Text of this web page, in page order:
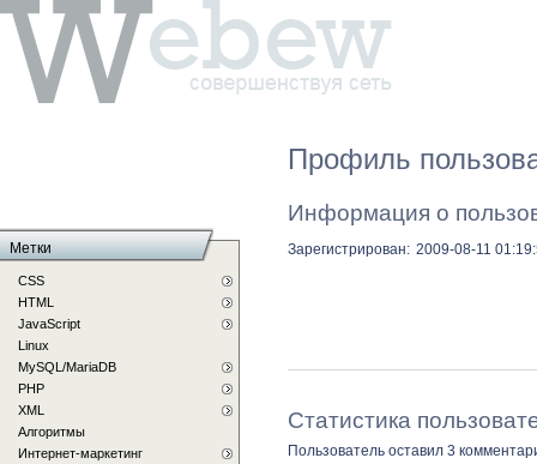
Профиль
Информация о
Зарегистрирован: 2009-08-11
Статистика
Пользователь оставил 3
Метки
CSS
HTML
JavaScript
Linux
MySQL/MariaDB
PHP
XML
Алгоритмы
Интернет-маркетинг